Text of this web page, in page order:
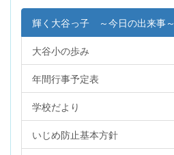
輝く大谷っ子 ～今日の出来事～
大谷小の歩み
年間行事予定表
学校だより
いじめ防止基本方針